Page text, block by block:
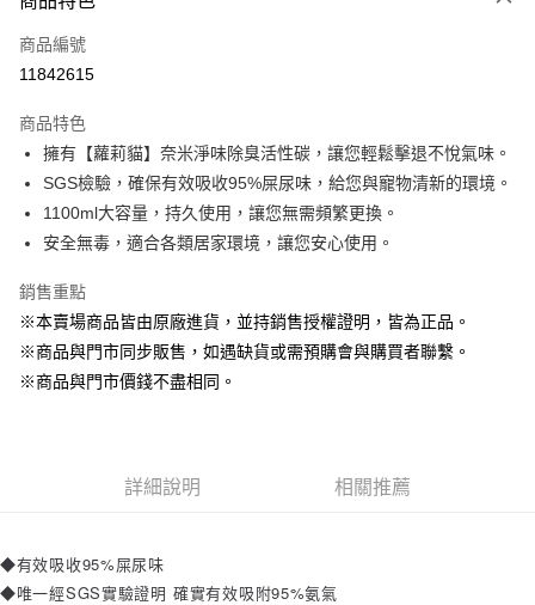
信用卡一次付款
超商取貨付款
Apple Pay
街口支付
悠遊付
Google Pay
ATM付款
每筆NT$80，滿NT$1,500(含以上)免運費
每筆NT$60，滿NT$1,500(含以上)免運費
商品編號
11842615
商品特色
擁有【蘿莉貓】奈米淨味除臭活性碳，讓您輕鬆擊退不悅氣味。
SGS檢驗，確保有效吸收95%屎尿味，給您與寵物清新的環境。
1100ml大容量，持久使用，讓您無需頻繁更換。
安全無毒，適合各類居家環境，讓您安心使用。
銷售重點
※本賣場商品皆由原廠進貨，並持銷售授權證明，皆為正品。
※商品與門市同步販售，如遇缺貨或需預購會與購買者聯繫。
※商品與門市價錢不盡相同。
詳細說明 相關推薦
◆有效吸收95%屎尿味
◆唯一經SGS實驗證明 確實有效吸附95%氨氣